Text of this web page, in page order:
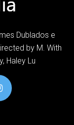
Dublados e
by M. With
Haley Lu